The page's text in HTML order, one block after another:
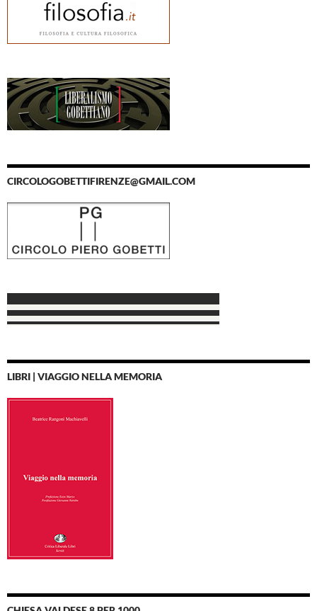
CIRCOLOGOBETTIFIRENZE@GMAIL.COM
LIBRI | VIAGGIO NELLA MEMORIA